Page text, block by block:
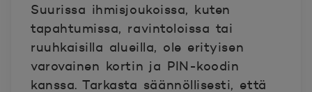
Suurissa ihmisjoukoissa, kuten
tapahtumissa, ravintoloissa tai
ruuhkaisilla alueilla, ole erityisen
varovainen kortin ja PIN-koodin
kanssa. Tarkasta säännöllisesti, että